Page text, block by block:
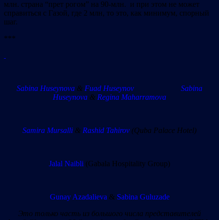
млн. страна “прет рогом” на 90-млн. и при этом не может
справиться с Газой, где 2 млн, то это, как минимум, спорный
шаг.
***
Sabina Huseynova & Fuad Huseynov
Sabina
Huseynova & Regina Maharramova
Samira Mursalli & Rashid Tahirov (Quba Palace Hotel)
Jalal Naibli (Gabala Hospitality Group)
Gunay Azadalieva & Sabina Guluzade
Это только часть из большого числа представителей